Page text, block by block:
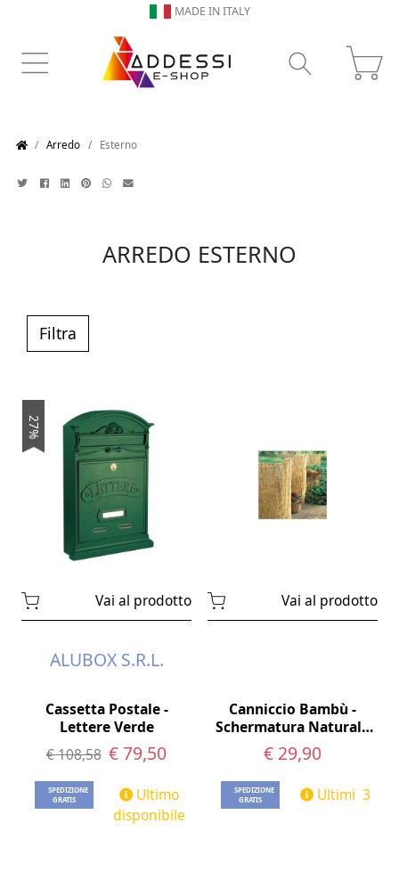
MADE IN ITALY
Arredo Esterno
ARREDO ESTERNO
Filtra
27%
Vai al prodotto
ALUBOX S.R.L.
Cassetta Postale -
Lettere Verde
€ 108,58 € 79,50
SPEDIZIONE
GRATIS
Ultimo
disponibile
Vai al prodotto
Canniccio Bambù -
Schermatura Naturale
per Giardino 5x2 Metri
€ 29,90
SPEDIZIONE
GRATIS
Ultimi 3